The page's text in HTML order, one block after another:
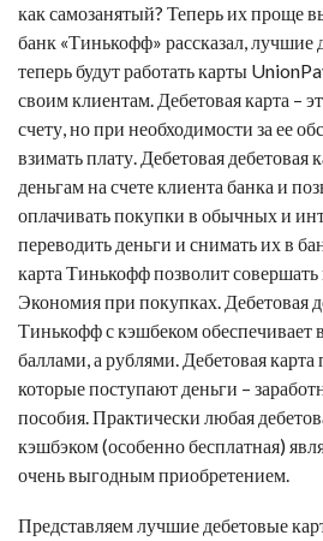
как самозанятый? Теперь их проще
банк «Тинькофф» рассказал,лучшие
теперь будут работать карты
своим клиентам. Дебетовая карта –
счету, но при необходимости за ее
взимать плату. Дебетовая дебетовая
деньгам на счете клиента банка и
оплачивать покупки в обычных и
переводить деньги и снимать их в
карта Тинькофф позволит
Экономия при покупках. Дебетовая
Тинькофф с кэшбеком обеспечивает
баллами, а рублями. Дебетовая карта
которые поступают деньги –
пособия. Практически любая
кэшбэком (особенно бесплатная)
очень выгодным приобретением.
Представляемлучшие дебетовые